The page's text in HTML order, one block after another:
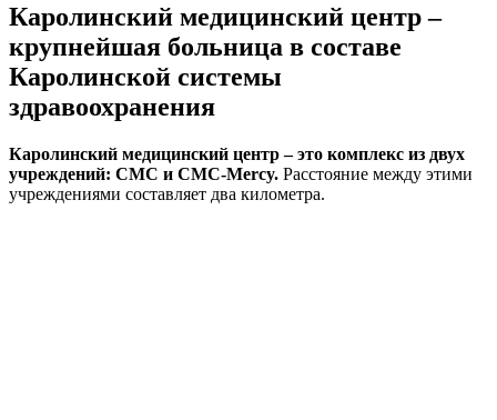
Каролинский медицинский центр –
крупнейшая больница в составе
Каролинской системы
здравоохранения
Каролинский медицинский центр – это комплекс из двух
учреждений: CMC и CMC-Mercy. Расстояние между этими
учреждениями составляет два километра.